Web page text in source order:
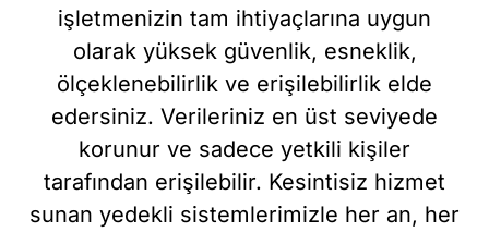
işletmenizin tam ihtiyaçlarına uygun
olarak yüksek güvenlik, esneklik,
ölçeklenebilirlik ve erişilebilirlik elde
edersiniz. Verileriniz en üst seviyede
korunur ve sadece yetkili kişiler
tarafından erişilebilir. Kesintisiz hizmet
sunan yedekli sistemlerimizle her an, her